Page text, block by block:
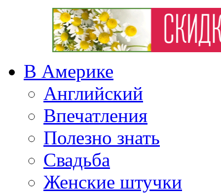
В Америке
Английский
Впечатления
Полезно знать
Свадьба
Женские штучки